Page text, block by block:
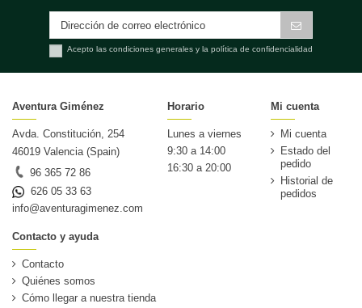
Acepto las condiciones generales y la política de confidencialidad
Aventura Giménez
Avda. Constitución, 254
46019 Valencia (Spain)
96 365 72 86
626 05 33 63
info@aventuragimenez.com
Horario
Lunes a viernes
9:30 a 14:00
16:30 a 20:00
Mi cuenta
Mi cuenta
Estado del
pedido
Historial de
pedidos
Contacto y ayuda
Contacto
Quiénes somos
Cómo llegar a nuestra tienda